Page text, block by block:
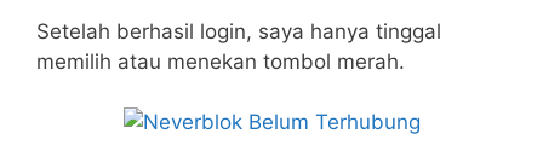
Setelah berhasil login, saya hanya tinggal
memilih atau menekan tombol merah.